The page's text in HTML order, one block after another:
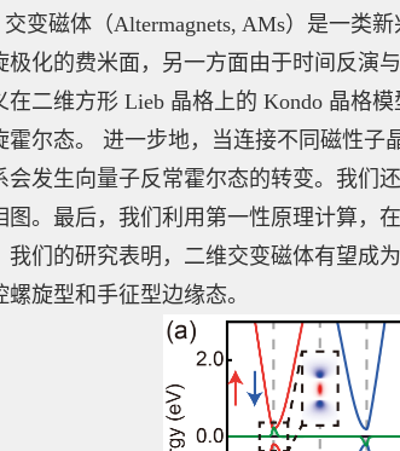
交变磁体（Altermagnets, AMs）是一类
极化的费米面，另一方面由于时间反演
在二维方形 Lieb 晶格上的 Kondo 晶格
霍尔态。 进一步地，当连接不同磁性子
会发生向量子反常霍尔态的转变。我们
图。最后，我们利用第一性原理计算，
我们的研究表明，二维交变磁体有望成
螺旋型和手征型边缘态。